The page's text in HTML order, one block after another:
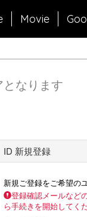
Movie
なります
ID 新規登録
新規ご登録をご希望の
登録確認メールなど
ら手続きを開始してく